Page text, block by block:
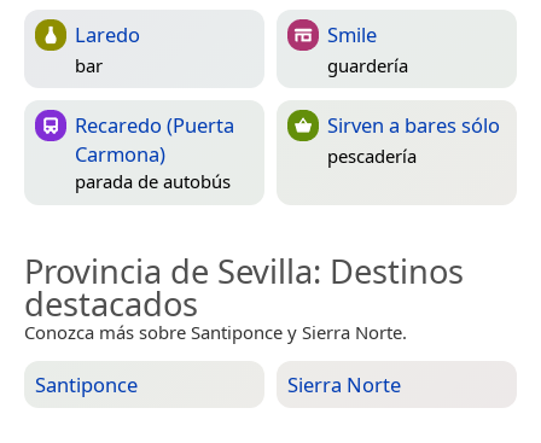
Laredo
bar
Smile
guardería
Recaredo (Puerta
Carmona)
parada de autobús
Sirven a bares sólo
pescadería
Provincia de Sevilla: Destinos
destacados
Conozca más sobre Santiponce y Sierra Norte.
Santiponce Sierra Norte